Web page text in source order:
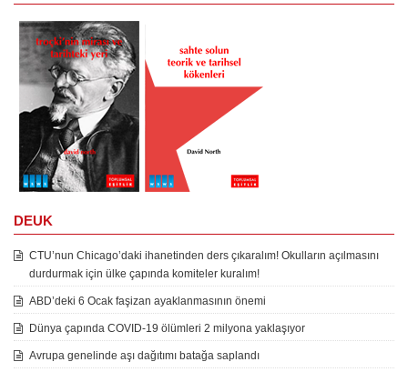
DEUK
CTU’nun Chicago’daki ihanetinden ders çıkaralım! Okulların açılmasını
durdurmak için ülke çapında komiteler kuralım!
ABD’deki 6 Ocak faşizan ayaklanmasının önemi
Dünya çapında COVID-19 ölümleri 2 milyona yaklaşıyor
Avrupa genelinde aşı dağıtımı batağa saplandı